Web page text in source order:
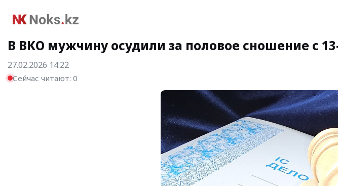
В ВКО мужчину осудили за половое сношение с
27.02.2026 14:22
Сейчас читают: 0